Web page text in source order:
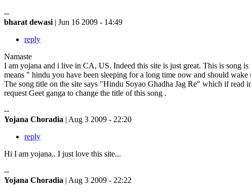
--
bharat dewasi | Jun 16 2009 - 14:49
reply
Namaste
I am yojana and i live in CA, US. Indeed this site is just great. This is song
means " hindu you have been sleeping for a long time now and should
The song title on the site says "Hindu Soyao Ghadha Jag Re" which if
request Geet ganga to change the title of this song .
--
Yojana Choradia | Aug 3 2009 - 22:20
reply
Hi I am yojana.. I just love this site...
--
Yojana Choradia | Aug 3 2009 - 22:22